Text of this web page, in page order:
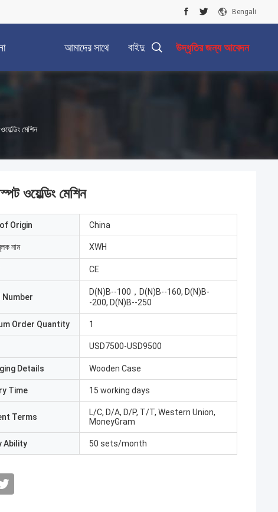
Bengali
আমাদের সাথে বাইদু উদ্ধৃতির জন্য আবেদন
মেশিন
ওয়েল্ডিং মেশিন
Origin China
নাম XWH
CE
Number
D(N)B--100，D(N)B--160, D(N)B-
-200, D(N)B--250
Order Quantity 1
USD7500-USD9500
Details Wooden Case
Time 15 working days
Terms
L/C, D/A, D/P, T/T, Western Union,
MoneyGram
Ability 50 sets/month